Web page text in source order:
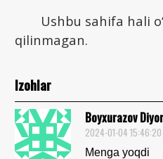
Ushbu sahifa hali
qilinmagan.
Izohlar
Boyxurazov
2024-01-04 15:46:20
Menga yoqdi